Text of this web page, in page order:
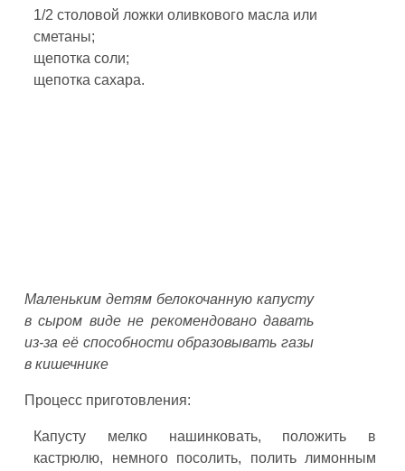
1/2 столовой ложки оливкового масла или
сметаны;
щепотка соли;
щепотка сахара.
Маленьким детям белокочанную капусту
в сыром виде не рекомендовано давать
из-за её способности образовывать газы
в кишечнике
Процесс приготовления:
Капусту мелко нашинковать, положить в
кастрюлю, немного посолить, полить лимонным